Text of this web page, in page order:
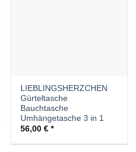
LIEBLINGSHERZCHEN
Gürteltasche
Bauchtasche
Umhängetasche 3 in 1
56,00€